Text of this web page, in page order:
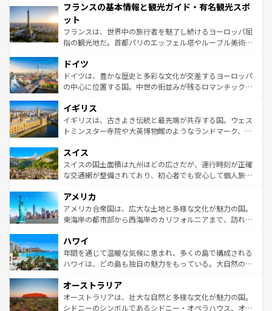
ませてくれるイタリアで、忘れられない旅をしてみよう！
なお、新着のイタリア情報は
しい。
文化が根付くこの国では、情熱的なフラメンコ、熱気あふ
れる闘牛、そして美味しいタパスが生活の一部となってい
る。首都マドリードの洗練された雰囲気や、バルセロナの
アートに溢れた街角から、地方では古代ローマ遺跡や中世
せる。地方によって風土や気候が異なるスペインはその個
性で訪れる人を魅了する。 なお、新着のスペイン情報は コ
ンテンツ一覧を参照してほしい。
フランスの基本情報と観光ガイド・有名観光スポ
ット
フランスは、世界中の旅行者を魅了し続けるヨーロッパ屈
指の観光地だ。首都パリのエッフェル塔やルーブル美術館
で、幅広い魅力が詰まっている。華麗な宮殿、歴史的な大
聖堂、美しいビーチ、そして豊かな自然が、訪れる者を心
から魅了する。また、フランスは美食の国としても知ら
いる。シャンパンの発祥地であるランス、プロヴァンスの
香り高いラベンダー畑など、多彩な楽しみ方が可能だ。さ
らに、パリ以外の地域にも魅力が溢れており、どの街角に
れる地方に足を運ぶとそれぞれで全く異なる文化を体験で
きるだろう。 なお、新着のフランス情報はコンテンツ一覧
を参照してほしい。
ドイツ
ドイツは、豊かな歴史と多彩な文化が交差するヨーロッパ
の中心に位置する国。中世の街並みが残るロマンチック街
顔を持つこの国は、どこを歩いても飽きることがない。ベ
ルリンの文化的活気、バイエルン州のアルプスの絶景、そ
してライン川沿いのワイン畑といった風景は必見。ビール
は、お酒好きな人にはぜひ体験してほしい。 なお、新着の
ドイツ情報はコンテンツ一覧を参照してほしい。
イギリス
イギリスは、古きよき伝統と最先端が共存する国。ウェス
トミンスター寺院や大英博物館のようなランドマーク、歴
リアごとに異なる魅力がある。また、優雅なアフタヌーン
ティー、ビール好きにはたまらない英国パブ、サッカー観
戦など、本場だからこそできる体験も豊富。イギリスを旅
ンツ一覧を参照してほしい。
スイス
スイスの国土面積は九州ほどの広さだが、運行時刻が正確
な交通網が整備されており、初心者でも安心して個人旅行
の建物がそのまま残る町や、スイスならではのユニークな
博物館もあり、アルプス観光だけでなく町歩きも満喫する
ことができる。国民の所得が高いため物価も高いが、旅行
ば市内交通費無料で観光を楽しむこともできる。 なお、新
着のスイス情報はコンテンツ一覧 を参照してほしい。
アメリカ
アメリカ合衆国は、広大な土地と多様な文化が魅力の国。
東海岸の都市部から西海岸のカリフォルニアまで、訪れる
のような巨大都市は、観光、ショッピング、エンターテイ
ンメントが詰まった刺激的なスポットだ。一方、アメリカ
西部には大自然が広がり、グランドキャニオンやイエロー
部のニューオーリンズでは、音楽と美食が融合した独特の
文化が魅力。旅行者はアメリカの各地域で異なる魅力を楽
しみながら、その多様性と豊かな歴史を感じることができ
ハワイ
年間を通じて温暖な気候に恵まれ、多くの島で構成される
ハワイは、どの島も独自の魅力をもっている。大自然の神
ワイ島は見逃せない。また、定番の観光地といえばオアフ
島だが、静かな自然を求めるならマウイ島やカウアイ島が
おすすめ。エメラルドグリーンに輝く海をはじめ、豊かな
オーストラリア
オーストラリアは、壮大な自然と多様な文化が魅力の国。
シドニーのシンボルであるシドニー・オペラハウス、オー